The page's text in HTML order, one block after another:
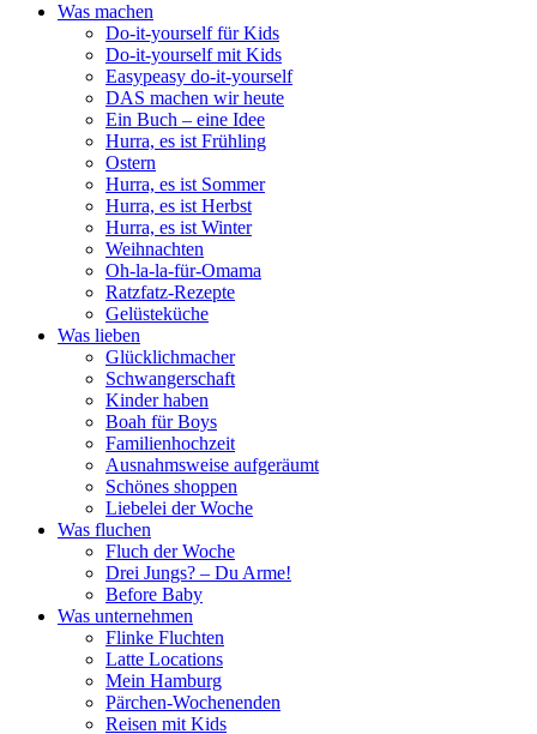
Was machen
Do-it-yourself für Kids
Do-it-yourself mit Kids
Easypeasy do-it-yourself
DAS machen wir heute
Ein Buch – eine Idee
Hurra, es ist Frühling
Ostern
Hurra, es ist Sommer
Hurra, es ist Herbst
Hurra, es ist Winter
Weihnachten
Oh-la-la-für-Omama
Ratzfatz-Rezepte
Gelüsteküche
Was lieben
Glücklichmacher
Schwangerschaft
Kinder haben
Boah für Boys
Familienhochzeit
Ausnahmsweise aufgeräumt
Schönes shoppen
Liebelei der Woche
Was fluchen
Fluch der Woche
Drei Jungs? – Du Arme!
Before Baby
Was unternehmen
Flinke Fluchten
Latte Locations
Mein Hamburg
Pärchen-Wochenenden
Reisen mit Kids